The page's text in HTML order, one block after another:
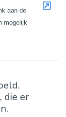
aan de
mogelijk
die er